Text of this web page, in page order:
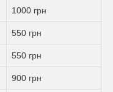
1000 грн
550 грн
550 грн
900 грн